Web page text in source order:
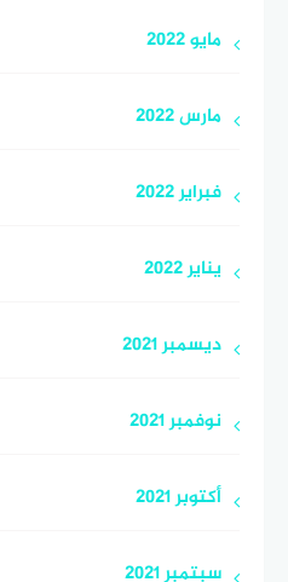
مايو 2022
مارس 2022
فبراير 2022
يناير 2022
ديسمبر 2021
نوفمبر 2021
أكتوبر 2021
سبتمبر 2021